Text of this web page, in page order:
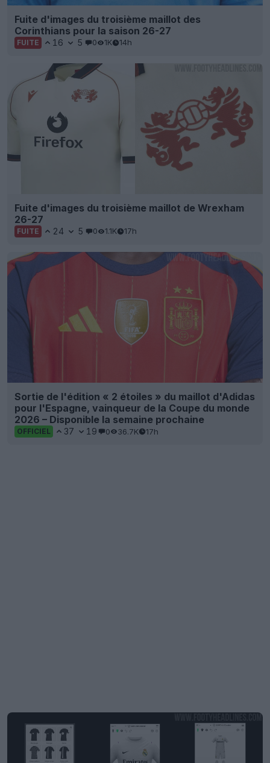
Fuite d'images du troisième maillot des
Corinthians pour la saison 26-27
FUITE 16 5 0 1K 14h
Fuite d'images du troisième maillot de Wrexham
26-27
FUITE 24 5 0 1.1K 17h
Sortie de l'édition « 2 étoiles » du maillot d'Adidas
pour l'Espagne, vainqueur de la Coupe du monde
2026 – Disponible la semaine prochaine
OFFICIEL 37 19 0 36.7K 17h